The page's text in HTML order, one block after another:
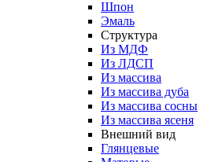
Шпон
Эмаль
Структура
Из МДФ
Из ЛДСП
Из массива
Из массива дуба
Из массива сосны
Из массива ясеня
Внешний вид
Глянцевые